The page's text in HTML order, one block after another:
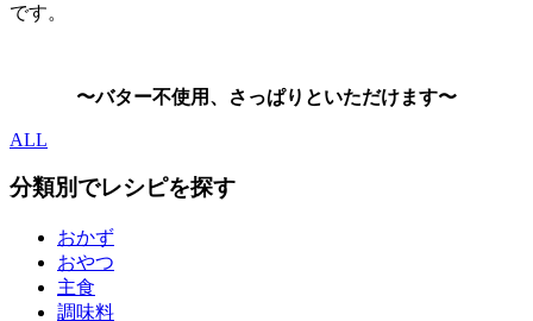
です。
〜バター不使用、さっぱりといただけます〜
ALL
分類別でレシピを探す
おかず
おやつ
主食
調味料